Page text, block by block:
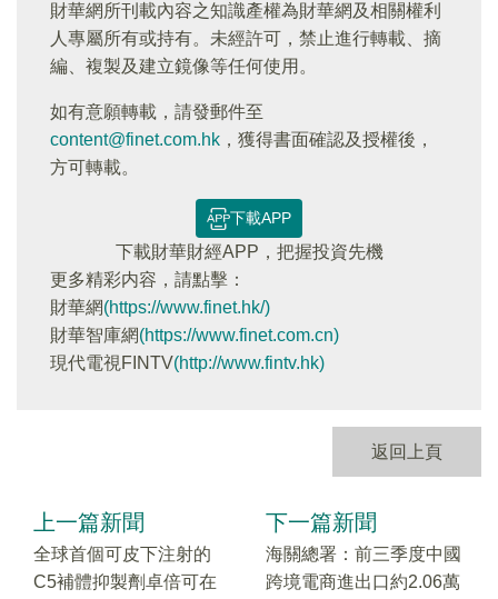
財華網所刊載內容之知識產權為財華網及相關權利
人專屬所有或持有。未經許可，禁止進行轉載、摘
編、複製及建立鏡像等任何使用。
如有意願轉載，請發郵件至
content@finet.com.hk ，獲得書面確認及授權後，
方可轉載。
下載APP
下載財華財經APP，把握投資先機
更多精彩内容，請點擊：
財華網(https://www.finet.hk/)
財華智庫網(https://www.finet.com.cn)
現代電視FINTV(http://www.fintv.hk)
返回上頁
上一篇新聞
全球首個可皮下注射的
C5補體抑製劑卓倍可在
下一篇新聞
海關總署：前三季度中國
跨境電商進出口約2.06萬